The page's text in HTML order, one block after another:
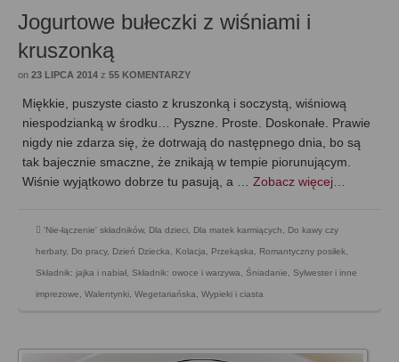
Jogurtowe bułeczki z wiśniami i
kruszonką
on 23 LIPCA 2014 z 55 KOMENTARZY
Miękkie, puszyste ciasto z kruszonką i soczystą, wiśniową
niespodzianką w środku… Pyszne. Proste. Doskonałe. Prawie
nigdy nie zdarza się, że dotrwają do następnego dnia, bo są
tak bajecznie smaczne, że znikają w tempie piorunującym.
Wiśnie wyjątkowo dobrze tu pasują, a … Zobacz więcej…
'Nie-łączenie' składników, Dla dzieci, Dla matek karmiących, Do kawy czy
herbaty, Do pracy, Dzień Dziecka, Kolacja, Przekąska, Romantyczny posiłek,
Składnik: jajka i nabiał, Składnik: owoce i warzywa, Śniadanie, Sylwester i inne
imprezowe, Walentynki, Wegetariańska, Wypieki i ciasta